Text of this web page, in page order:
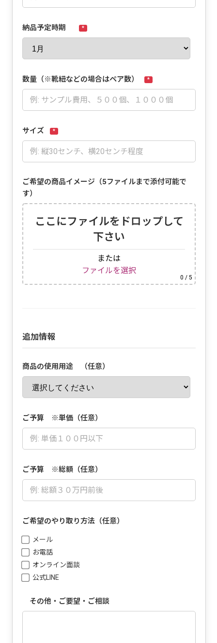
納品予定時期 *
数量（※靴紐などの場合はペア数） *
サイズ *
ご希望の商品イメージ（5ファイルまで添付可能で
す）
ここにファイルをドロップして
下さい
または
ファイルを選択
0 / 5
追加情報
商品の使用用途 （任意）
ご予算 ※単価（任意）
ご予算 ※総額（任意）
ご希望のやり取り方法（任意）
メール
お電話
オンライン面談
公式LINE
その他・ご要望・ご相談